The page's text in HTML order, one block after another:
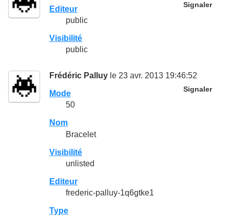
Signaler
Editeur
public
Visibilité
public
Frédéric Palluy le 23 avr. 2013 19:46:52
Signaler
Mode
50
Nom
Bracelet
Visibilité
unlisted
Editeur
frederic-palluy-1q6gtke1
Type